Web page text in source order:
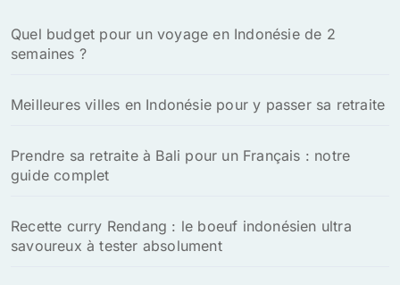
Quel budget pour un voyage en Indonésie de 2
semaines ?
Meilleures villes en Indonésie pour y passer sa retraite
Prendre sa retraite à Bali pour un Français : notre
guide complet
Recette curry Rendang : le boeuf indonésien ultra
savoureux à tester absolument